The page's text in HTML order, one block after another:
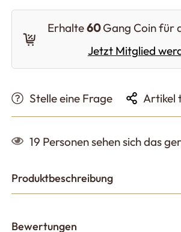
Erhalte60Gang Coin für
Jetzt Mitglied
Stelle eine Frage Artikel
19 Personen sehen sich das
Produktbeschreibung
Bewertungen